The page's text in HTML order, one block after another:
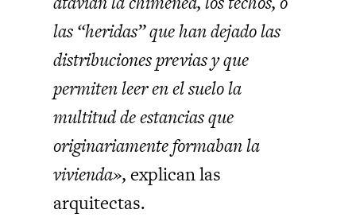
las “heridas” que han dejado las
distribuciones previas y que
permiten leer en el suelo la
multitud de estancias que
originariamente formaban la
vivienda»,explican las
arquitectas.